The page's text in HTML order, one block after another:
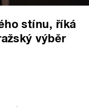
stínu, říká
výběr